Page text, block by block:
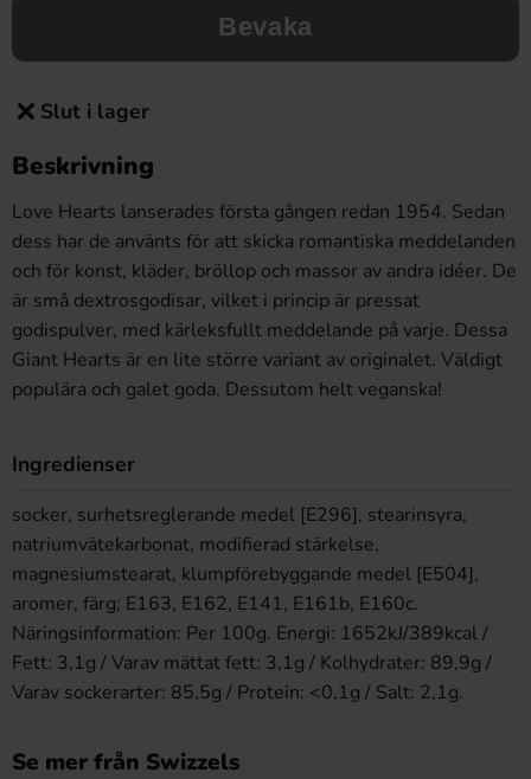
Bevaka
Slut i lager
Beskrivning
Love Hearts lanserades första gången redan 1954. Sedan
dess har de använts för att skicka romantiska meddelanden
och för konst, kläder, bröllop och massor av andra idéer. De
är små dextrosgodisar, vilket i princip är pressat
godispulver, med kärleksfullt meddelande på varje. Dessa
Giant Hearts är en lite större variant av originalet. Väldigt
populära och galet goda. Dessutom helt veganska!
Ingredienser
socker, surhetsreglerande medel [E296], stearinsyra,
natriumvätekarbonat, modifierad stärkelse,
magnesiumstearat, klumpförebyggande medel [E504],
aromer, färg; E163, E162, E141, E161b, E160c.
Näringsinformation: Per 100g. Energi: 1652kJ/389kcal /
Fett: 3,1g / Varav mättat fett: 3,1g / Kolhydrater: 89,9g /
Varav sockerarter: 85,5g / Protein: <0,1g / Salt: 2,1g.
Se mer från Swizzels